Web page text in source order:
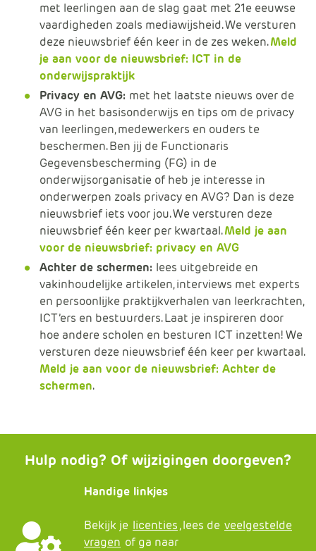
met leerlingen aan de slag gaat met 21e eeuwse
vaardigheden zoals mediawijsheid. We versturen
deze nieuwsbrief één keer in de zes weken.Meld
je aan voor de nieuwsbrief: ICT in de
onderwijspraktijk
Privacy en AVG: met het laatste nieuws over de
AVG in het basisonderwijs en tips om de privacy
van leerlingen, medewerkers en ouders te
beschermen. Ben jij de Functionaris
Gegevensbescherming (FG) in de
onderwijsorganisatie of heb je interesse in
onderwerpen zoals privacy en AVG? Dan is deze
nieuwsbrief iets voor jou. We versturen deze
nieuwsbrief één keer per kwartaal.Meld je aan
voor de nieuwsbrief: privacy en AVG
Achter de schermen: lees uitgebreide en
vakinhoudelijke artikelen, interviews met experts
en persoonlijke praktijkverhalen van leerkrachten,
ICT’ers en bestuurders. Laat je inspireren door
hoe andere scholen en besturen ICT inzetten! We
versturen deze nieuwsbrief één keer per kwartaal.
Meld je aan voor de nieuwsbrief: Achter de
schermen.
Hulp nodig? Of wijzigingen doorgeven?
Handige linkjes
Bekijk je licenties, lees de veelgestelde
vragen of ga naar